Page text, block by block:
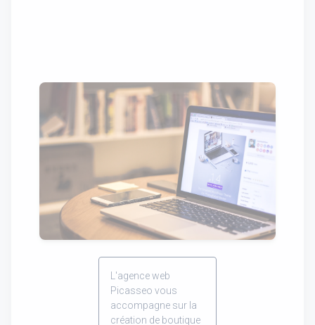
L'agence web
Picasseo vous
accompagne sur la
création de boutique